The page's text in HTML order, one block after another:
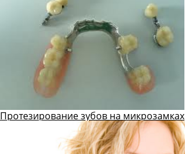
Протезирование зубов на микрозамках